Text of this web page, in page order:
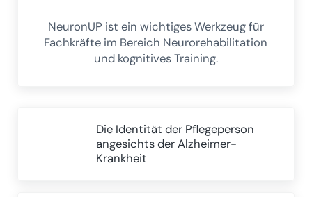
NeuronUP ist ein wichtiges Werkzeug für
Fachkräfte im Bereich Neurorehabilitation
und kognitives Training.
Die Identität der Pflegeperson
angesichts der Alzheimer-
Krankheit